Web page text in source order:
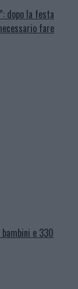
dopo la festa
fare
bambini e 330